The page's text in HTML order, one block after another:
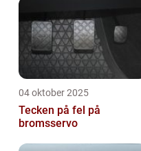
04 oktober 2025
Tecken på fel på
bromsservo